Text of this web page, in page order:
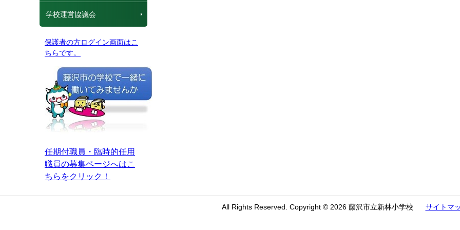
学校運営協議会
保護者の方ログイン画面はこ
ちらです。
任期付職員・臨時的任用
職員の募集ページへはこ
ちらをクリック！
All Rights Reserved. Copyright © 2026 藤沢市立新林小学校 サイトマ